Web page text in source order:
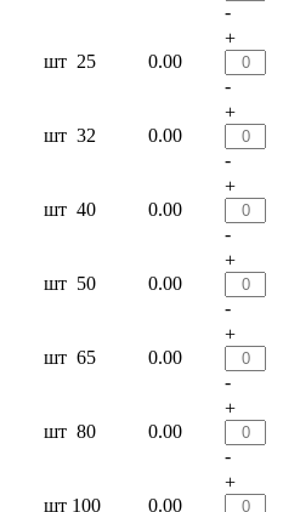
-
шт 25 0.00
+
-
шт 32 0.00
+
-
шт 40 0.00
+
-
шт 50 0.00
+
-
шт 65 0.00
+
-
шт 80 0.00
+
-
шт 100 0.00
+